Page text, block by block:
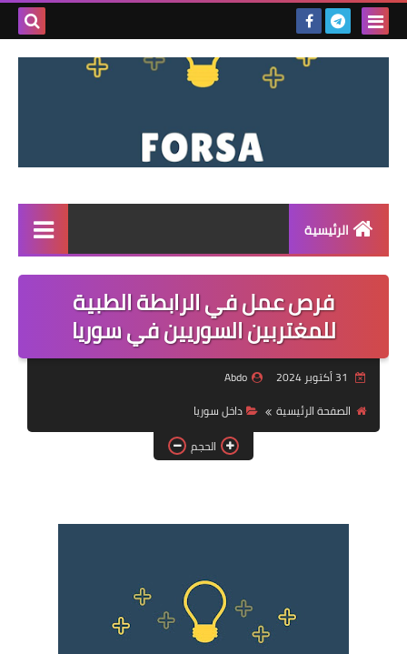
بحث
الرئيسية
القائمة
مناقصات
فرص عمل داخل سوريا
فرص عمل في العراق
فرص عمل في اليمن
فرص عمل في الرابطة الطبية
للمغتربين السوريين في سوريا
Abdo
الصفحة الرئيسية
داخل سوريا
الحجم